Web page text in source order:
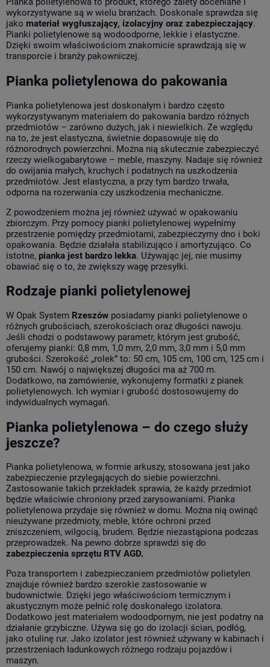
wykorzystywane są w wielu branżach. Doskonale sprawdza się
jako materiał wygłuszający, izolacyjny oraz zabezpieczający.
Pianki polietylenowe są wodoodporne, lekkie i elastyczne.
Dzięki swoim właściwościom znakomicie sprawdzają się w
transporcie i branży pakowniczej.
Pianka polietylenowa do pakowania
Pianka polietylenowa jest doskonałym i bardzo często
wykorzystywanym materiałem do pakowania bardzo różnych
przedmiotów – zarówno dużych, jak i niewielkich. Ze względu
na to, że jest elastyczna, świetnie dopasowuje się do
różnorodnych powierzchni. Można nią skutecznie zabezpieczyć
rzeczy wielkogabarytowe – meble, maszyny. Nadaje się również
do owijania małych, kruchych i podatnych na uszkodzenia
przedmiotów. Jest elastyczna, a przy tym bardzo trwała,
odporna na rozerwania czy uszkodzenia mechaniczne.
Z powodzeniem można jej również używać w opakowaniu
zbiorczym. Przy pomocy pianki polietylenowej wypełnimy
przestrzenie pomiędzy przedmiotami, zabezpieczymy dno i boki
opakowania. Będzie działała stabilizująco i amortyzująco. Co
istotne, pianka jest bardzo lekka. Używając jej, nie musimy
obawiać się o to, że zwiększy wagę przesyłki.
Rodzaje pianki polietylenowej
W Opak System Rzeszów posiadamy pianki polietylenowe o
różnych grubościach, szerokościach oraz długości nawoju.
Jeśli chodzi o podstawowy parametr, którym jest grubość,
oferujemy pianki: 0,8 mm, 1,0 mm, 2,0 mm, 3,0 mm i 5,0 mm
grubości. Szerokość „rolek” to: 50 cm, 105 cm, 100 cm, 125 cm i
150 cm. Nawój o największej długości ma aż 700 m.
Dodatkowo, na zamówienie, wykonujemy formatki z pianek
polietylenowych. Ich wymiar i grubość dostosowujemy do
indywidualnych wymagań.
Pianka polietylenowa – do czego służy
jeszcze?
Pianka polietylenowa, w formie arkuszy, stosowana jest jako
zabezpieczenie przylegających do siebie powierzchni.
Zastosowanie takich przekładek sprawia, że każdy przedmiot
będzie właściwie chroniony przed zarysowaniami. Pianka
polietylenowa przydaje się również w domu. Można nią owinąć
nieużywane przedmioty, meble, które ochroni przed
zniszczeniem, wilgocią, brudem. Będzie niezastąpiona podczas
przeprowadzek. Na pewno dobrze sprawdzi się do
zabezpieczenia sprzętu RTV AGD.
Poza transportem i zabezpieczaniem przedmiotów polietylen
znajduje również bardzo szerokie zastosowanie w
budownictwie. Dzięki jego właściwościom termicznym i
akustycznym może pełnić rolę doskonałego izolatora.
Dodatkowo jest materiałem wodoodpornym, nie jest podatny na
działanie grzybiczne. Używa się go do izolacji ścian, podłóg,
jako otulinę rur. Jako izolator jest również używany w kabinach i
przestrzeniach ładunkowych różnego rodzaju pojazdów i
maszyn.